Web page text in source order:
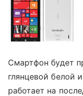
Смартфон будет
глянцевой белой
работает на